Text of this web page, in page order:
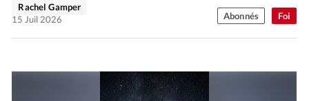
Foi
Rachel Gamper
15 Juil 2026
Abonnés